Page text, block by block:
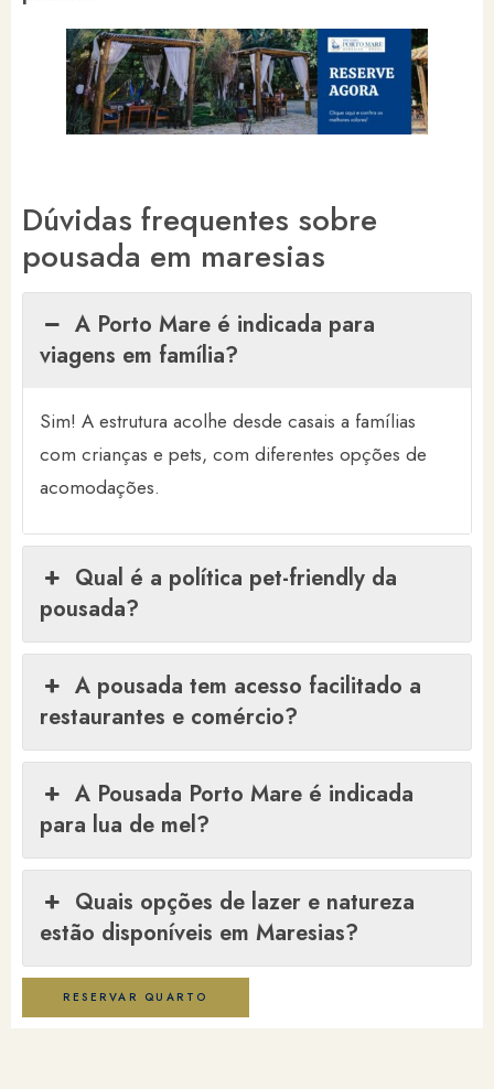
Dúvidas frequentes sobre
pousada em maresias
A Porto Mare é indicada para
viagens em família?
Sim! A estrutura acolhe desde casais a famílias
com crianças e pets, com diferentes opções de
acomodações.
Qual é a política pet-friendly da
pousada?
A pousada tem acesso facilitado a
restaurantes e comércio?
A Pousada Porto Mare é indicada
para lua de mel?
Quais opções de lazer e natureza
estão disponíveis em Maresias?
RESERVAR QUARTO